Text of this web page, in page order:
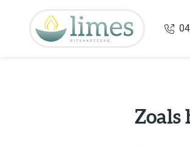
Overslaan en naar de inhoud gaan
Zoals